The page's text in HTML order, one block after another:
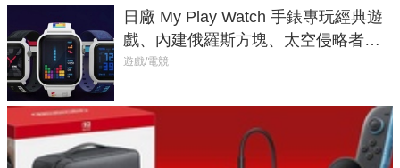
日廠 My Play Watch 手錶專玩經典遊
戲、內建俄羅斯方塊、太空侵略者，
不過竟然不能連手機？
遊戲/電競